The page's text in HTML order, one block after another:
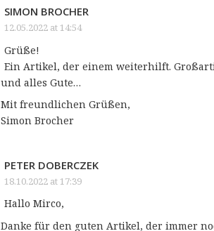
SIMON BROCHER
12.05.2022 at 14:54
Grüße!
Ein Artikel, der einem weiterhilft.
und alles Gute…
Mit freundlichen Grüßen,
Simon Brocher
PETER DOBERCZEK
18.10.2022 at 17:39
Hallo Mirco,
Danke für den guten Artikel, der immer